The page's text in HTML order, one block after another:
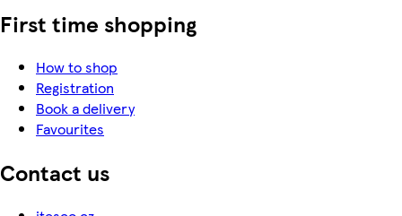
First time shopping
How to shop
Registration
Book a delivery
Favourites
Contact us